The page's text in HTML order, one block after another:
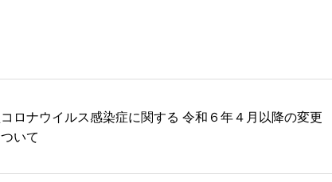
ロナウイルス感染症に関する 令和６年４月以降の変更
いて